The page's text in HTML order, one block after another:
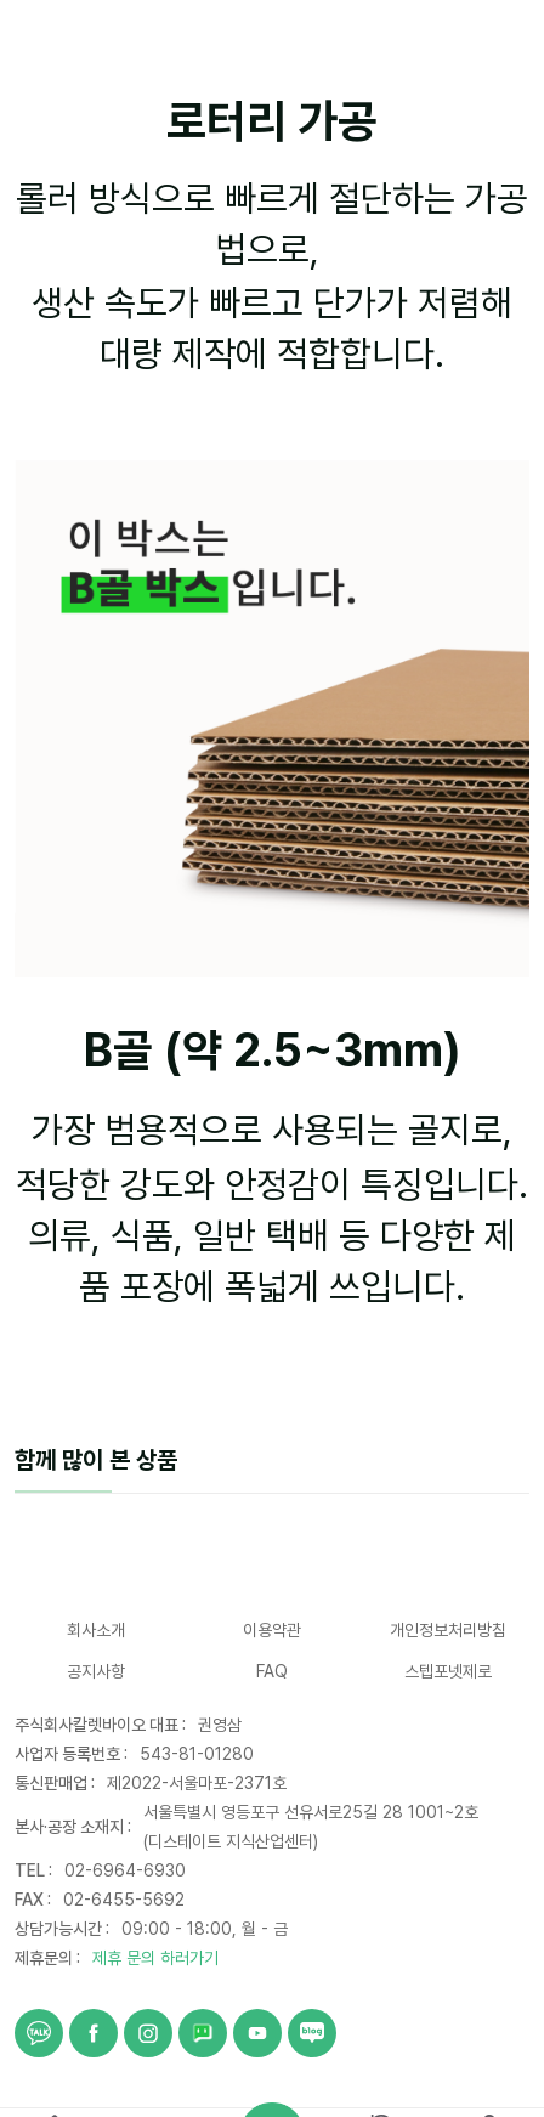
로터리 가공
롤러 방식으로 빠르게 절단하는 가공
법으로,
생산 속도가 빠르고 단가가 저렴해
대량 제작에 적합합니다.
B골 (약 2.5~3mm)
가장 범용적으로 사용되는 골지로,
적당한 강도와 안정감이 특징입니다.
의류, 식품, 일반 택배 등 다양한 제
품 포장에 폭넓게 쓰입니다.
함께 많이 본 상품
회사소개 이용약관 개인정보처리방침
공지사항 FAQ 스텝포넷제로
주식회사칼렛바이오 대표 :
권영삼
사업자 등록번호 :
543-81-01280
통신판매업 :
제2022-서울마포-2371호
본사·공장 소재지 :
서울특별시 영등포구 선유서로25길 28 1001~2호
(디스테이트 지식산업센터)
TEL :
02-6964-6930
FAX :
02-6455-5692
상담가능시간 :
09:00 - 18:00, 월 - 금
제휴문의 :
제휴 문의 하러가기